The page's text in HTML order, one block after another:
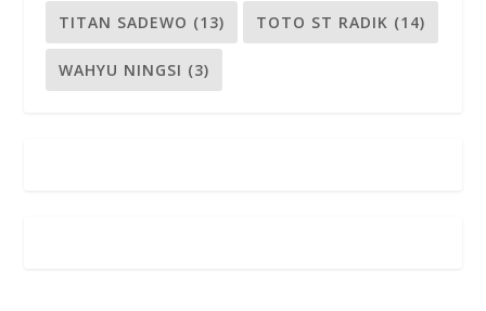
TITAN SADEWO (13) TOTO ST RADIK (14)
WAHYU NINGSI (3)